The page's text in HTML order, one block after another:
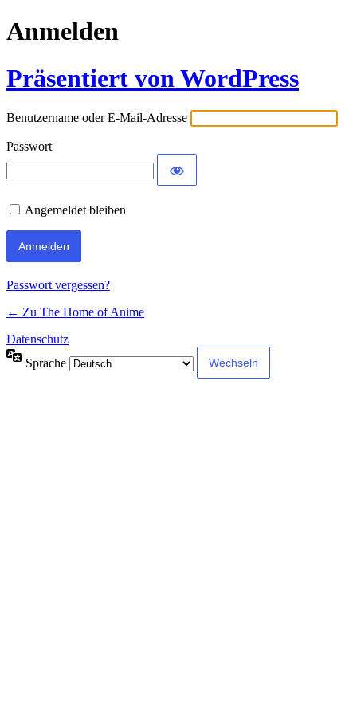
Anmelden
Präsentiert von WordPress
Benutzername oder E-Mail-Adresse
Passwort
Angemeldet bleiben
Passwort vergessen?
← Zu The Home of Anime
Datenschutz
Sprache